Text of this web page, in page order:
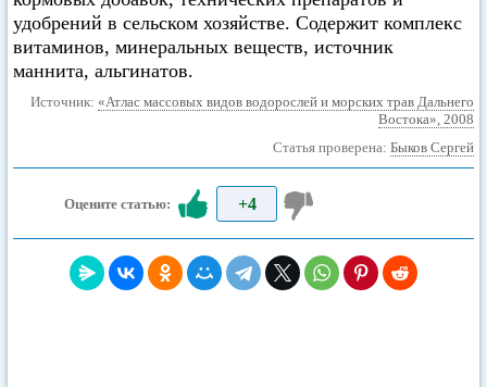
удобрений в сельском хозяйстве. Содержит комплекс
витаминов, минеральных веществ, источник
маннита, альгинатов.
Источник: «Атлас массовых видов водорослей и морских трав Дальнего
Востока», 2008
Статья проверена: Быков Сергей
Оцените статью: +4